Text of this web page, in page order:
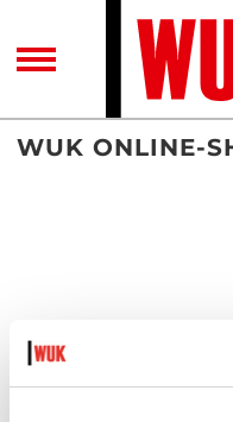
TOGGLE
WUK ONLINE-